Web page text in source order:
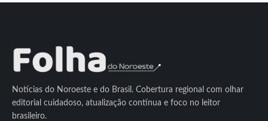
Notícias do Noroeste e do Brasil. Cobertura regional com olhar
editorial cuidadoso, atualização contínua e foco no leitor
brasileiro.